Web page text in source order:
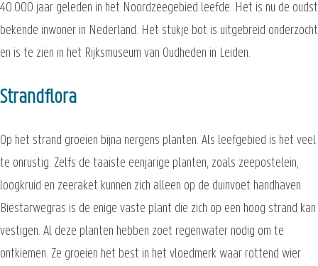
40.000 jaar geleden in het Noordzeegebied leefde. Het is nu de oudst
bekende inwoner in Nederland. Het stukje bot is uitgebreid onderzocht
en is te zien in het Rijksmuseum van Oudheden in Leiden.
Strandflora
Op het strand groeien bijna nergens planten. Als leefgebied is het veel
te onrustig. Zelfs de taaiste eenjarige planten, zoals zeepostelein,
loogkruid en zeeraket kunnen zich alleen op de duinvoet handhaven.
Biestarwegras is de enige vaste plant die zich op een hoog strand kan
vestigen. Al deze planten hebben zoet regenwater nodig om te
ontkiemen. Ze groeien het best in het vloedmerk waar rottend wier